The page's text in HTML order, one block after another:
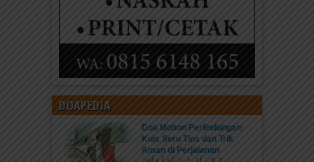
DOAPEDIA
Doa Mohon Perlindungan:
Kuis Seru Tips dan Trik
Aman di Perjalanan